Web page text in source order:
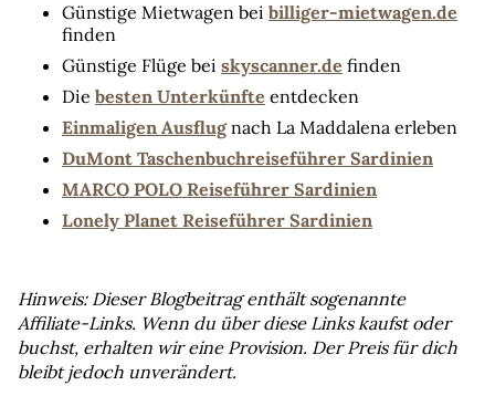
Günstige Mietwagen bei billiger-mietwagen.de
finden
Günstige Flüge bei skyscanner.de finden
Die besten Unterkünfte entdecken
Einmaligen Ausflug nach La Maddalena erleben
DuMont Taschenbuchreiseführer Sardinien
MARCO POLO Reiseführer Sardinien
Lonely Planet Reiseführer Sardinien
Hinweis: Dieser Blogbeitrag enthält sogenannte
Affiliate-Links. Wenn du über diese Links kaufst oder
buchst, erhalten wir eine Provision. Der Preis für dich
bleibt jedoch unverändert.